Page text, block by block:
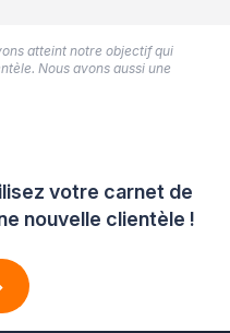
votre carnet de
nouvelle clientèle !
atteint notre objectif qui
Nous avons aussi une